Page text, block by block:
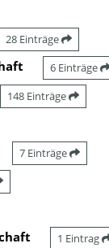
28 Einträge
6 Einträge
148 Einträge
7 Einträge
1 Eintrag